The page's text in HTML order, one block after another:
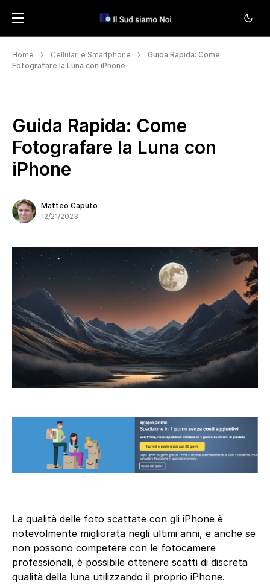
Home Cellulari e Smartphone
Guida Rapida: Come
Fotografare la Luna con iPhone
Guida Rapida: Come
Fotografare la Luna con
iPhone
Matteo Caputo
12/21/2023
La qualità delle foto scattate con gli iPhone è
notevolmente migliorata negli ultimi anni, e anche se
non possono competere con le fotocamere
professionali, è possibile ottenere scatti di discreta
qualità della luna utilizzando il proprio iPhone.